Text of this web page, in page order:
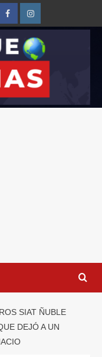
SIAT ÑUBLE
DEJÓ A UN